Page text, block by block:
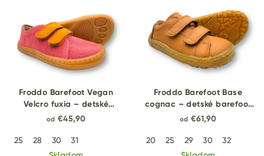
Froddo Barefoot Vegan
Velcro fuxia – detské
barefoot tenisky
od €45,90
25 28 30
31
Froddo Barefoot Base
cognac – detské barefoot
tenisky
od €61,90
20 25 29 30
32